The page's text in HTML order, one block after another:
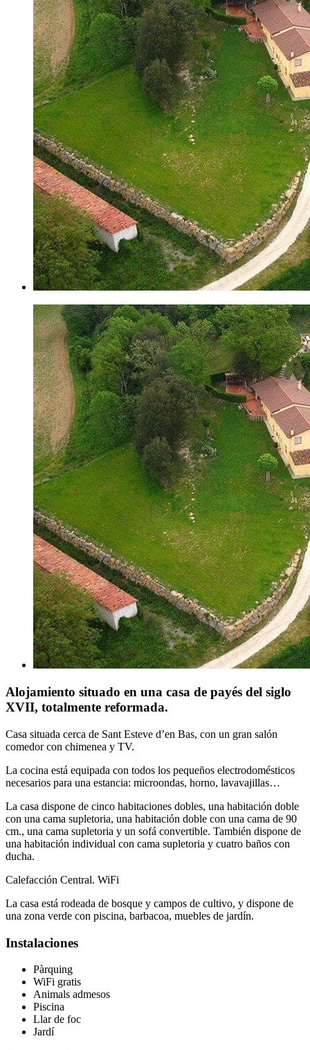
Alojamiento situado en una casa de payés del siglo
XVII, totalmente reformada.
Casa situada cerca de Sant Esteve d’en Bas, con un gran salón
comedor con chimenea y TV.
La cocina está equipada con todos los pequeños electrodomésticos
necesarios para una estancia: microondas, horno, lavavajillas…
La casa dispone de cinco habitaciones dobles, una habitación doble
con una cama supletoria, una habitación doble con una cama de 90
cm., una cama supletoria y un sofá convertible. También dispone de
una habitación individual con cama supletoria y cuatro baños con
ducha.
Calefacción Central. WiFi
La casa está rodeada de bosque y campos de cultivo, y dispone de
una zona verde con piscina, barbacoa, muebles de jardín.
Instalaciones
Pàrquing
WiFi gratis
Animals admesos
Piscina
Llar de foc
Jardí